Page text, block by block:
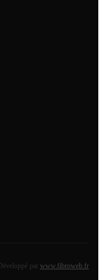
Développé par www.fibroweb.fr